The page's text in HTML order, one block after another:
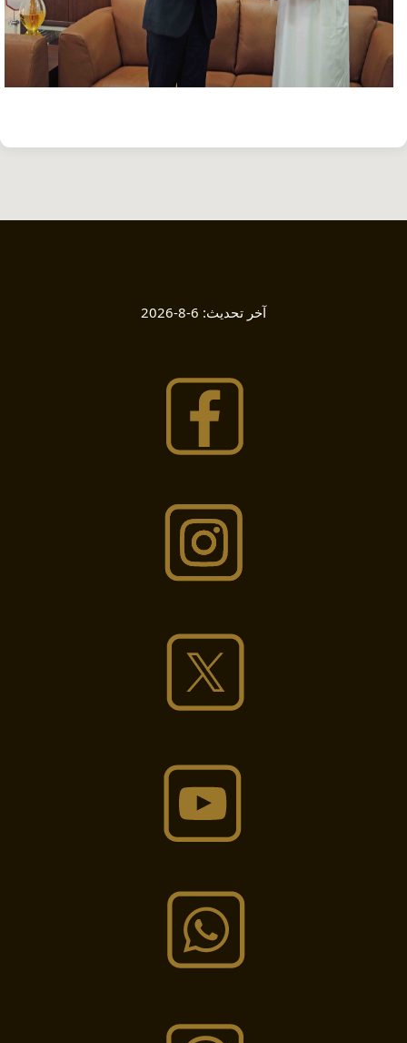
آخر تحديث: 6-8-2026